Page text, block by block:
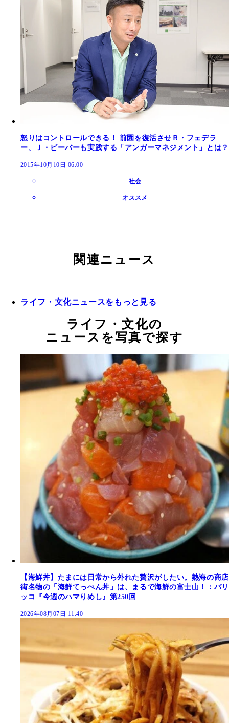
怒りはコントロールできる！ 前園を復活させＲ・フェデラ
ー、Ｊ・ビーバーも実践する「アンガーマネジメント」とは？
2015年10月10日 06:00
社会
オススメ
関連ニュース
ライフ・文化ニュースをもっと見る
ライフ・文化の
ニュースを写真で探す
【海鮮丼】たまには日常から外れた贅沢がしたい。熱海の商店
街名物の「海鮮てっぺん丼」は、まるで海鮮の富士山！：パリ
ッコ『今週のハマりめし』第250回
2026年08月07日 11:40